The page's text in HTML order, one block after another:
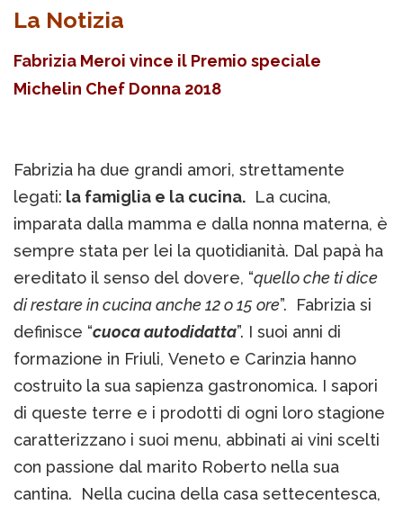
La Notizia
Fabrizia Meroi vince il Premio speciale
Michelin Chef Donna 2018
Fabrizia ha due grandi amori, strettamente
legati: la famiglia e la cucina. La cucina,
imparata dalla mamma e dalla nonna materna, è
sempre stata per lei la quotidianità. Dal papà ha
ereditato il senso del dovere, “quello che ti dice
di restare in cucina anche 12 o 15 ore”. Fabrizia si
definisce “cuoca autodidatta”. I suoi anni di
formazione in Friuli, Veneto e Carinzia hanno
costruito la sua sapienza gastronomica. I sapori
di queste terre e i prodotti di ogni loro stagione
caratterizzano i suoi menu, abbinati ai vini scelti
con passione dal marito Roberto nella sua
cantina. Nella cucina della casa settecentesca,